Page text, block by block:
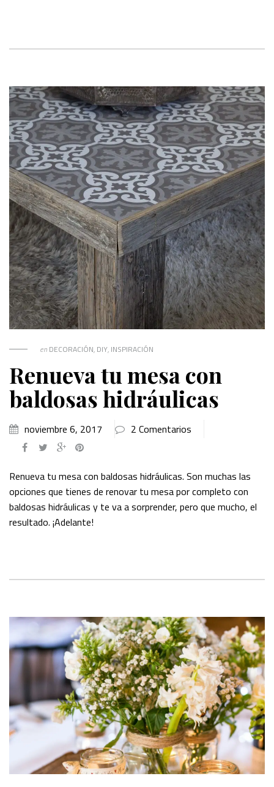
en DECORACIÓN, DIY, INSPIRACIÓN
Renueva tu mesa con
baldosas hidráulicas
noviembre 6, 2017 2 Comentarios
Renueva tu mesa con baldosas hidráulicas. Son muchas las
opciones que tienes de renovar tu mesa por completo con
baldosas hidráulicas y te va a sorprender, pero que mucho, el
resultado. ¡Adelante!